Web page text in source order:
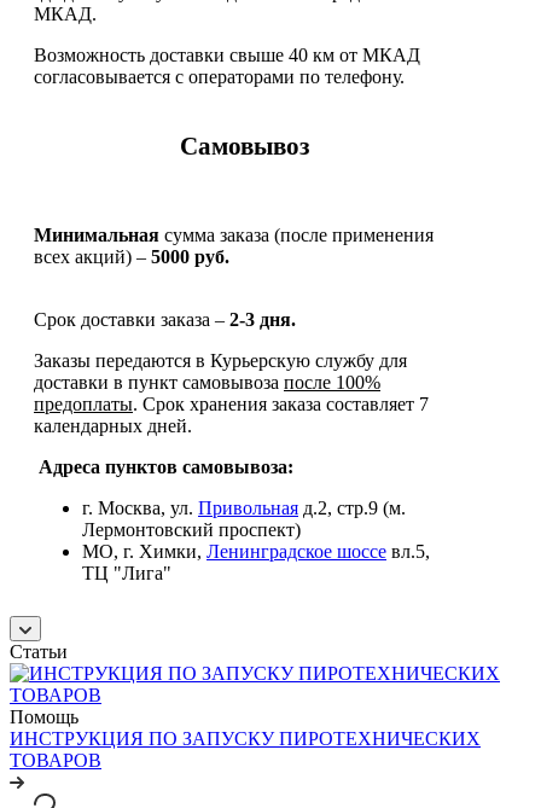
МКАД.
Возможность доставки свыше 40 км от МКАД
согласовывается с операторами по телефону.
Самовывоз
Минимальная сумма заказа (после применения
всех акций) – 5000 руб.
Срок доставки заказа – 2-3 дня.
Заказы передаются в Курьерскую службу для
доставки в пункт самовывоза после 100%
предоплаты. Срок хранения заказа составляет 7
календарных дней.
Адреса пунктов самовывоза:
г. Москва, ул. Привольная д.2, стр.9 (м.
Лермонтовский проспект)
МО, г. Химки, Ленинградское шоссе вл.5,
ТЦ "Лига"
Статьи
Помощь
ИНСТРУКЦИЯ ПО ЗАПУСКУ ПИРОТЕХНИЧЕСКИХ
ТОВАРОВ